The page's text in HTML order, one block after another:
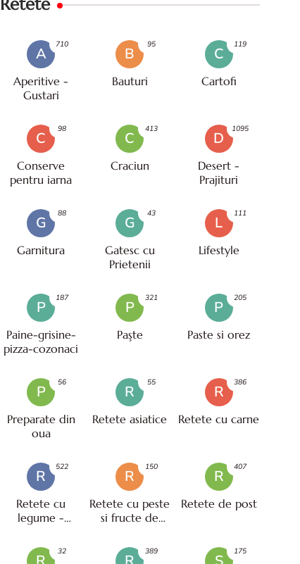
Retete
A
Aperitive -
Gustari
710
B
Bauturi
95
C
Cartofi
119
C
Conserve
pentru iarna
98
C
Craciun
413
D
Desert -
Prajituri
1095
G
Garnitura
88
G
Gatesc cu
Prietenii
43
L
Lifestyle
111
P
Paine-grisine-
pizza-cozonaci
187
P
Paşte
321
P
Paste si orez
205
P
Preparate din
oua
56
R
Retete asiatice
55
R
Retete cu carne
386
R
Retete cu
legume -
522
R
Retete cu peste
si fructe de
150
R
Retete de post
407
32 389 175